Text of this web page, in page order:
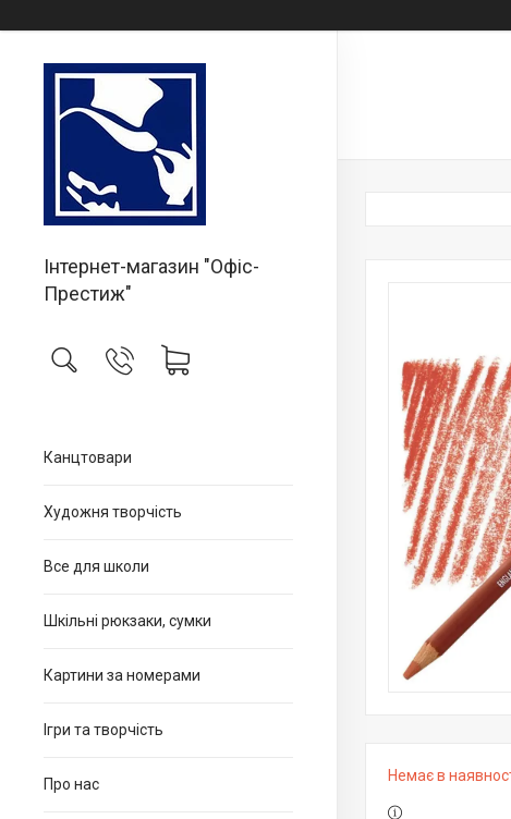
Інтернет-магазин "Офіс-
Престиж"
Канцтовари
Художня творчість
Все для школи
Шкільні рюкзаки, сумки
Картини за номерами
Ігри та творчість
Про нас Немає в